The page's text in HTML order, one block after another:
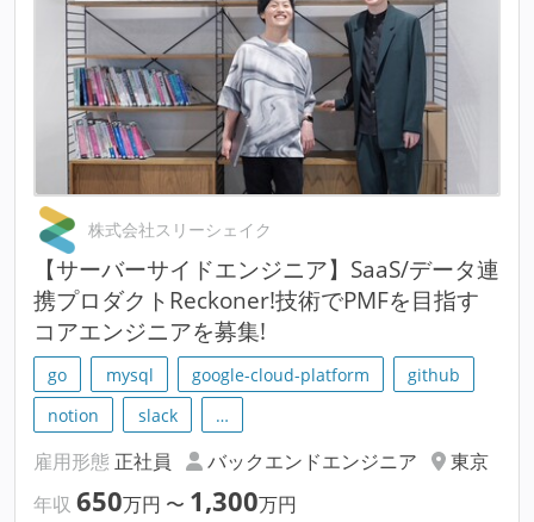
株式会社スリーシェイク
【サーバーサイドエンジニア】SaaS/データ連
携プロダクトReckoner!技術でPMFを目指す
コアエンジニアを募集!
go mysql google-cloud-platform
github
notion
slack …
雇用形態 正社員 バックエンドエンジニア
東京
年収 650万円 〜 1,300万円